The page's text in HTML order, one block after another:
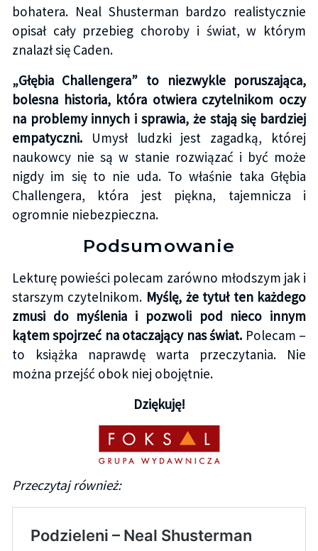
bohatera. Neal Shusterman bardzo realistycznie
opisał cały przebieg choroby i świat, w którym
znalazł się Caden.
„Głębia Challengera” to niezwykle poruszająca,
bolesna historia, która otwiera czytelnikom oczy
na problemy innych i sprawia, że stają się bardziej
empatyczni.Umysł ludzki jest zagadką, której
naukowcy nie są w stanie rozwiązać i być może
nigdy im się to nie uda. To właśnie taka Głębia
Challengera, która jest piękna, tajemnicza i
ogromnie niebezpieczna.
Podsumowanie
Lekturę powieści polecam zarówno młodszym jak i
starszym czytelnikom. Myślę, że tytuł ten każdego
zmusi do myślenia i pozwoli pod nieco innym
kątem spojrzeć na otaczający nas świat. Polecam –
to książka naprawdę warta przeczytania. Nie
można przejść obok niej obojętnie.
Dziękuję!
Przeczytaj również: